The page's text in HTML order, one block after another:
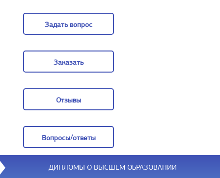
Задать вопрос
Заказать
Отзывы
Вопросы/ответы
Вопросы/ответы
ДИПЛОМЫ О ВЫСШЕМ ОБРАЗОВАНИИ